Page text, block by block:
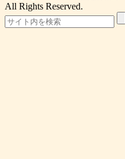
All Rights Reserved.